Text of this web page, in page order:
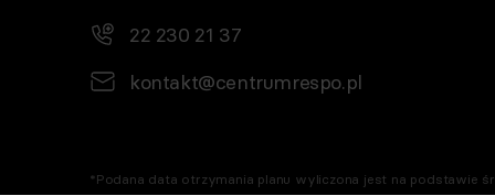
22 230 21 37
kontakt@centrumrespo.pl
*Podana data otrzymania planu wyliczona jest na podstawie